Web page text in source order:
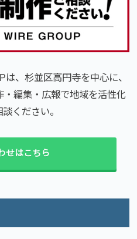
、杉並区高円寺を中心に、
編集・広報で地域を活性化
ください。
せはこちら